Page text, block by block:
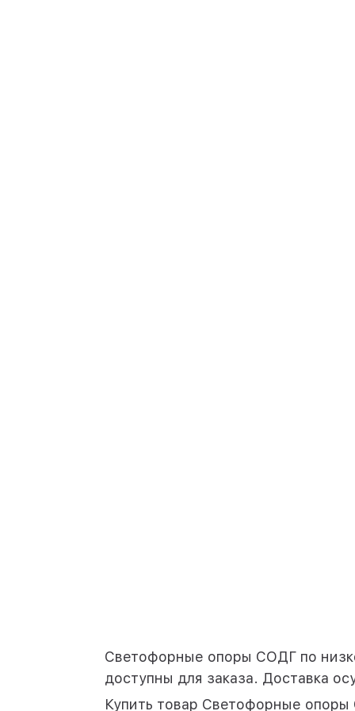
Светофорные опоры СОДГ по
доступны для заказа. Доставка
Купить товар Светофорные